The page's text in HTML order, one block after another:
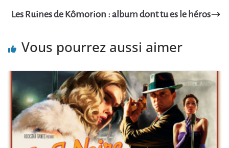
Les Ruines de Kômorion : album dont tu es le héros
Vous pourrez aussi aimer